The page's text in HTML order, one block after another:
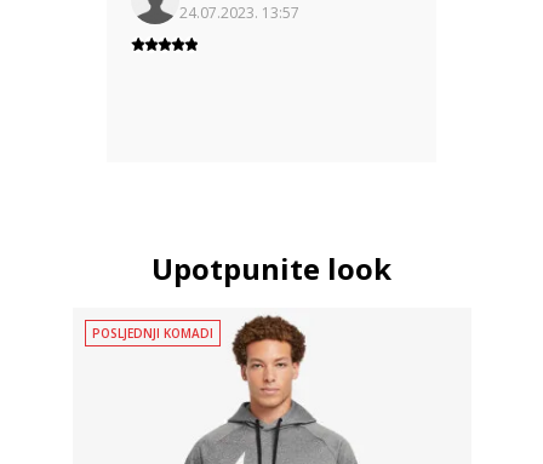
24.07.2023. 13:57
Upotpunite look
POSLJEDNJI KOMADI